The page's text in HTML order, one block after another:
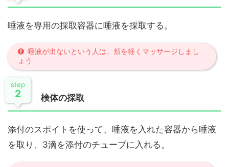
唾液を専用の採取容器に唾液を採取する。
唾液が出ないという人は、頬を軽くマッサージしまし
ょう
step
2 検体の採取
添付のスポイトを使って、唾液を入れた容器から唾液
を取り、3滴を添付のチューブに入れる。